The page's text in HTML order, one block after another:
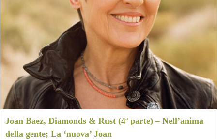
Joan Baez, Diamonds & Rust (4ª parte) – Nell’anima
della gente; La ‘nuova’ Joan